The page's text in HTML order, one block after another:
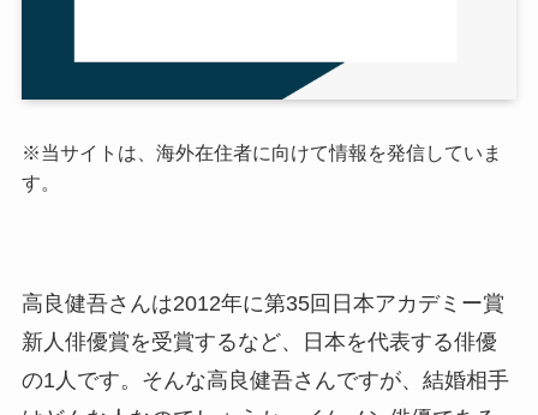
※当サイトは、海外在住者に向けて情報を発信していま
す。
高良健吾さんは2012年に第35回日本アカデミー賞
新人俳優賞を受賞するなど、日本を代表する俳優
の1人です。そんな高良健吾さんですが、結婚相手